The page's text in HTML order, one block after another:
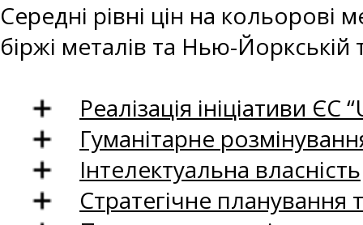
Середні рівні цін на кольорові
біржі металів та Нью-Йоркській
Реалізація ініціативи ЄС
Гуманітарне
Інтелектуальна власність
Стратегічне